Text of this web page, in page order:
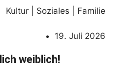
19. Juli 2026
Kultur | Soziales | Familie
weiblich!